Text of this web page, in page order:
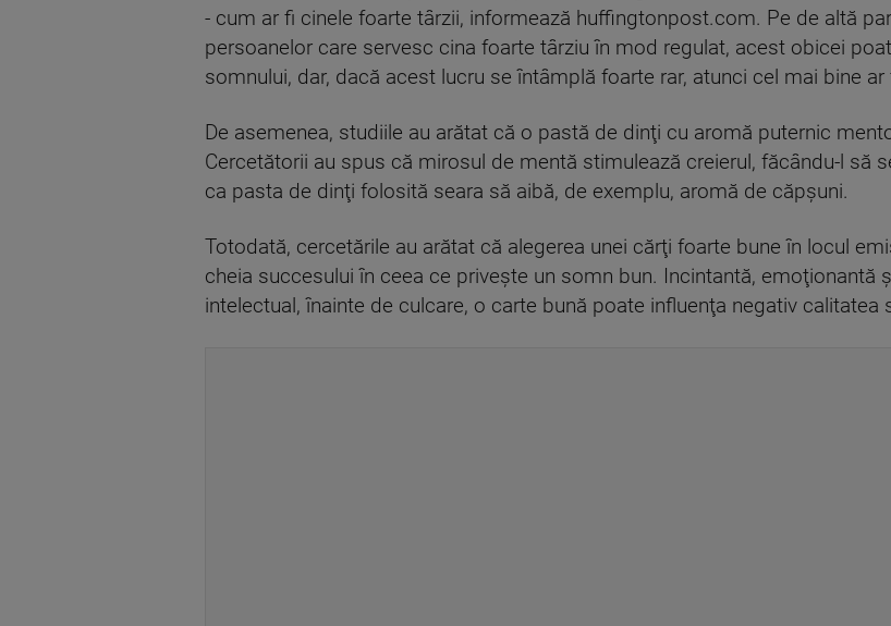
- cum ar fi cinele foarte târzii, informează huffingtonpost.com. Pe de altă
persoanelor care servesc cina foarte târziu în mod regulat, acest obicei
somnului, dar, dacă acest lucru se întâmplă foarte rar, atunci cel mai bine
De asemenea, studiile au arătat că o pastă de dinţi cu aromă puternic
Cercetătorii au spus că mirosul de mentă stimulează creierul, făcându-l să
ca pasta de dinţi folosită seara să aibă, de exemplu, aromă de căpşuni.
Totodată, cercetările au arătat că alegerea unei cărţi foarte bune în locul
cheia succesului în ceea ce priveşte un somn bun. Incintantă, emoţionantă
intelectual, înainte de culcare, o carte bună poate influenţa negativ calitatea